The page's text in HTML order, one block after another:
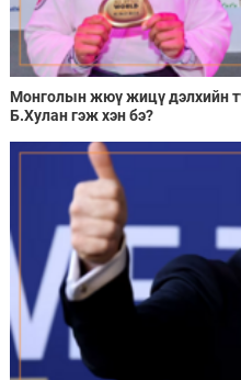
Монголын жюү жицү дэлхийн
Б.Хулан гэж хэн бэ?